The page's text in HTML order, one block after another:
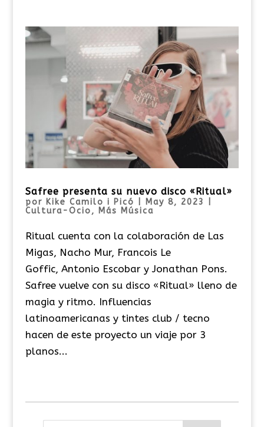
Safree presenta su nuevo disco «Ritual»
por Kike Camilo i Picó May 8, 2023
Cultura-Ocio, Más Música
Ritual cuenta con la colaboración de Las
Migas, Nacho Mur, Francois Le
Goffic, Antonio Escobar y Jonathan Pons.
Safree vuelve con su disco «Ritual» lleno de
magia y ritmo. Influencias
latinoamericanas y tintes club / tecno
hacen de este proyecto un viaje por 3
planos...